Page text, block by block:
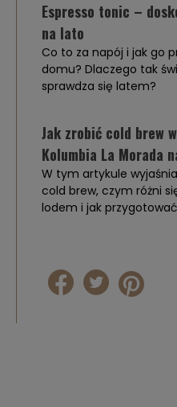
brew, jaka kawa dobrze
sprawdza oraz jak zrobić
klasyczną albo bardziej
Espresso tonic –
na lato
Co to za napój i jak go
domu? Dlaczego tak
sprawdza się latem?
Jak zrobić cold brew
Kolumbia La Morada
W tym artykule
cold brew, czym różni
lodem i jak
mielenie, czas parzenia i
podania, aby uzyskać